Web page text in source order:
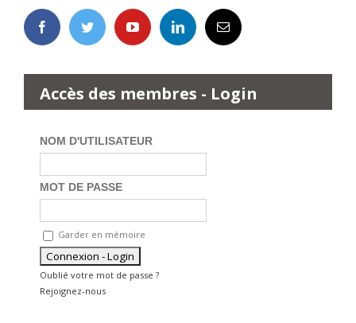
Accès des membres - Login
NOM D'UTILISATEUR
MOT DE PASSE
Garder en mémoire
Oublié votre mot de passe ?
Rejoignez-nous